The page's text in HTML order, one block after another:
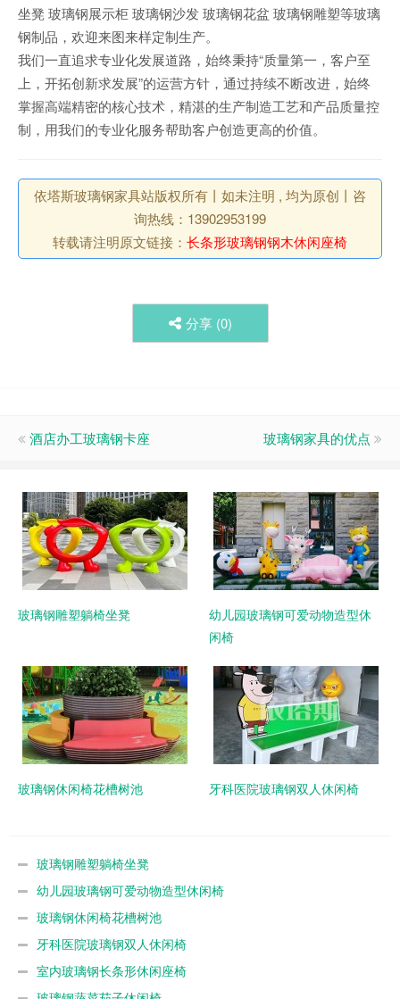
坐凳 玻璃钢展示柜 玻璃钢沙发 玻璃钢花盆 玻璃钢雕塑等玻璃
钢制品，欢迎来图来样定制生产。
我们一直追求专业化发展道路，始终秉持“质量第一，客户至
上，开拓创新求发展”的运营方针，通过持续不断改进，始终
掌握高端精密的核心技术，精湛的生产制造工艺和产品质量控
制，用我们的专业化服务帮助客户创造更高的价值。
依塔斯玻璃钢家具站版权所有丨如未注明 , 均为原创丨咨
询热线：13902953199
转载请注明原文链接： 长条形玻璃钢钢木休闲座椅
分享 (0)
酒店办工玻璃钢卡座 玻璃钢家具的优点
玻璃钢雕塑躺椅坐凳
幼儿园玻璃钢可爱动物造型休
闲椅
玻璃钢休闲椅花槽树池 牙科医院玻璃钢双人休闲椅
玻璃钢雕塑躺椅坐凳
幼儿园玻璃钢可爱动物造型休闲椅
玻璃钢休闲椅花槽树池
牙科医院玻璃钢双人休闲椅
室内玻璃钢长条形休闲座椅